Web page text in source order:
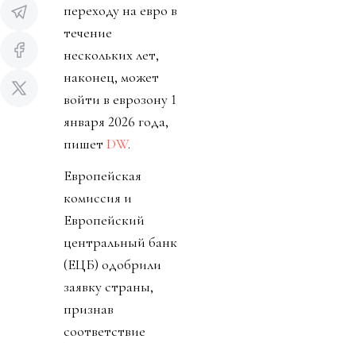
переходу на евро в
течение
нескольких лет,
наконец, может
войти в еврозону 1
января 2026 года,
пишет DW.
Европейская
комиссия и
Европейский
центральный банк
(ЕЦБ) одобрили
заявку страны,
признав
соответствие